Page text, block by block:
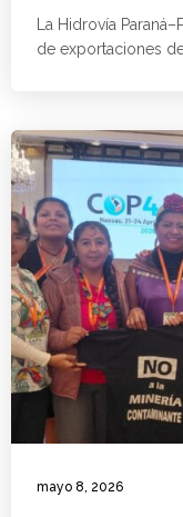
La Hidrovía
de exportaciones
mayo 8, 2026